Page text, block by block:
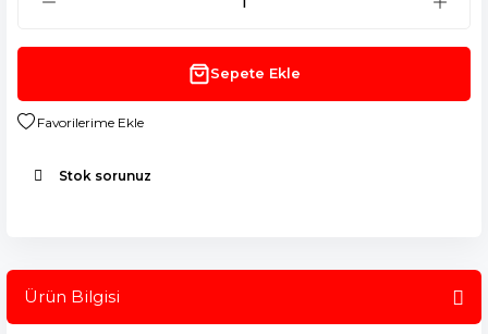
Sepete Ekle
Stok sorunuz
Ürün Bilgisi